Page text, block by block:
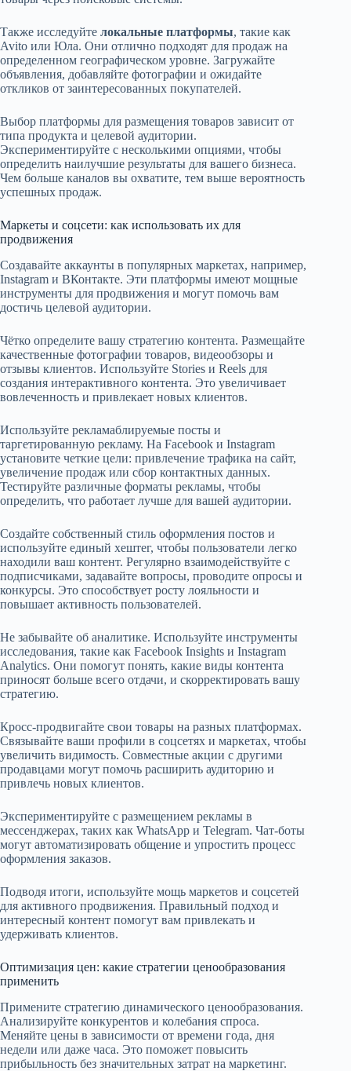
Также исследуйте локальные платформы, такие как
Avito или Юла. Они отлично подходят для продаж на
определенном географическом уровне. Загружайте
объявления, добавляйте фотографии и ожидайте
откликов от заинтересованных покупателей.
Выбор платформы для размещения товаров зависит от
типа продукта и целевой аудитории.
Экспериментируйте с несколькими опциями, чтобы
определить наилучшие результаты для вашего бизнеса.
Чем больше каналов вы охватите, тем выше вероятность
успешных продаж.
Маркеты и соцсети: как использовать их для
продвижения
Создавайте аккаунты в популярных маркетах, например,
Instagram и ВКонтакте. Эти платформы имеют мощные
инструменты для продвижения и могут помочь вам
достичь целевой аудитории.
Чётко определите вашу стратегию контента. Размещайте
качественные фотографии товаров, видеообзоры и
отзывы клиентов. Используйте Stories и Reels для
создания интерактивного контента. Это увеличивает
вовлеченность и привлекает новых клиентов.
Используйте рекламаблируемые посты и
таргетированную рекламу. На Facebook и Instagram
установите четкие цели: привлечение трафика на сайт,
увеличение продаж или сбор контактных данных.
Тестируйте различные форматы рекламы, чтобы
определить, что работает лучше для вашей аудитории.
Создайте собственный стиль оформления постов и
используйте единый хештег, чтобы пользователи легко
находили ваш контент. Регулярно взаимодействуйте с
подписчиками, задавайте вопросы, проводите опросы и
конкурсы. Это способствует росту лояльности и
повышает активность пользователей.
Не забывайте об аналитике. Используйте инструменты
исследования, такие как Facebook Insights и Instagram
Analytics. Они помогут понять, какие виды контента
приносят больше всего отдачи, и скорректировать вашу
стратегию.
Кросс-продвигайте свои товары на разных платформах.
Связывайте ваши профили в соцсетях и маркетах, чтобы
увеличить видимость. Совместные акции с другими
продавцами могут помочь расширить аудиторию и
привлечь новых клиентов.
Экспериментируйте с размещением рекламы в
мессенджерах, таких как WhatsApp и Telegram. Чат-боты
могут автоматизировать общение и упростить процесс
оформления заказов.
Подводя итоги, используйте мощь маркетов и соцсетей
для активного продвижения. Правильный подход и
интересный контент помогут вам привлекать и
удерживать клиентов.
Оптимизация цен: какие стратегии ценообразования
применить
Примените стратегию динамического ценообразования.
Анализируйте конкурентов и колебания спроса.
Меняйте цены в зависимости от времени года, дня
недели или даже часа. Это поможет повысить
прибыльность без значительных затрат на маркетинг.